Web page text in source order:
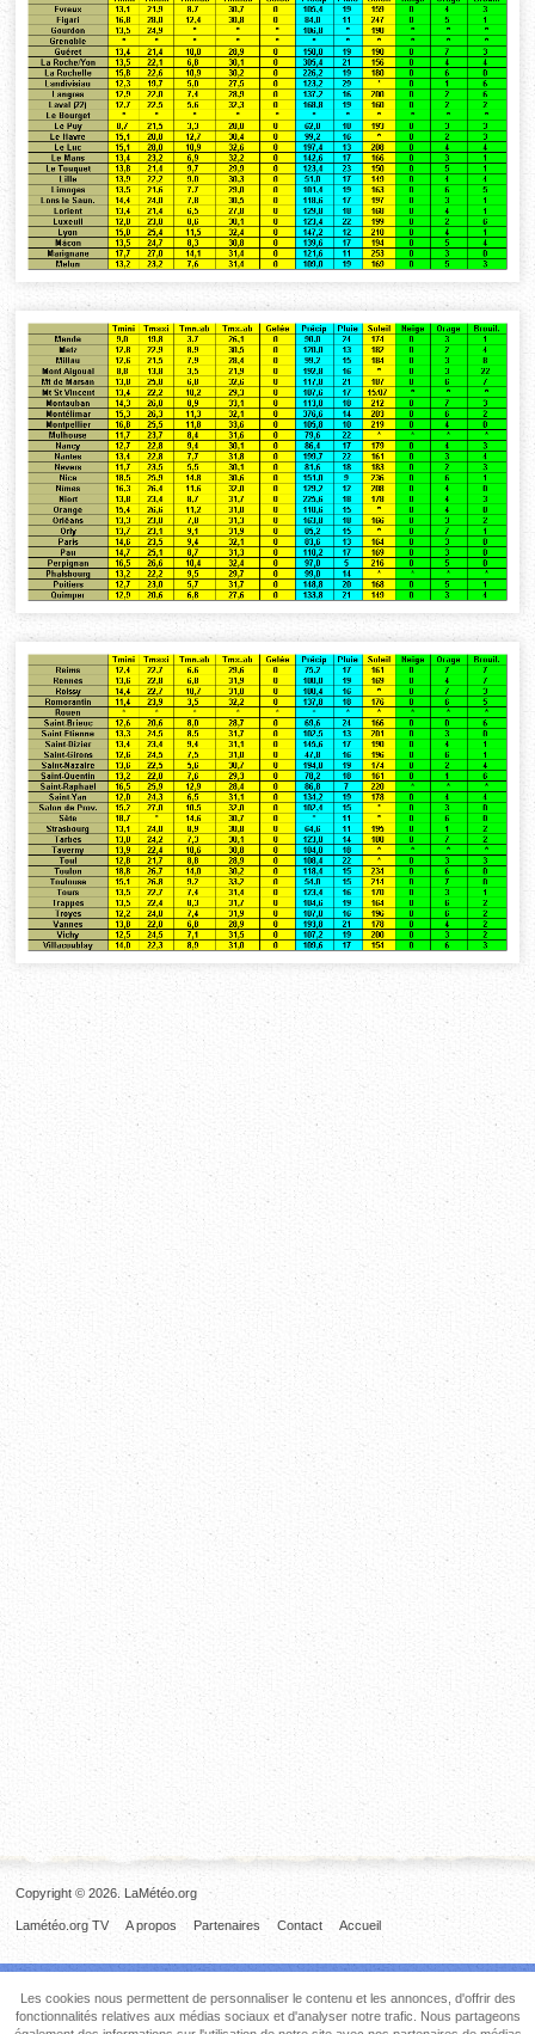
Copyright © 2026. LaMétéo.org
Accueil
Contact
Partenaires
A propos
Lamétéo.org TV
Les cookies nous permettent de personnaliser le contenu et les annonces, d'offrir des
fonctionnalités relatives aux médias sociaux et d'analyser notre trafic. Nous partageons